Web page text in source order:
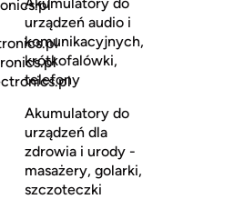
urządzeń audio i
komunikacyjnych,
krótkofalówki,
telefony
Akumulatory do
urządzeń dla
zdrowia i urody -
masażery, golarki,
szczoteczki